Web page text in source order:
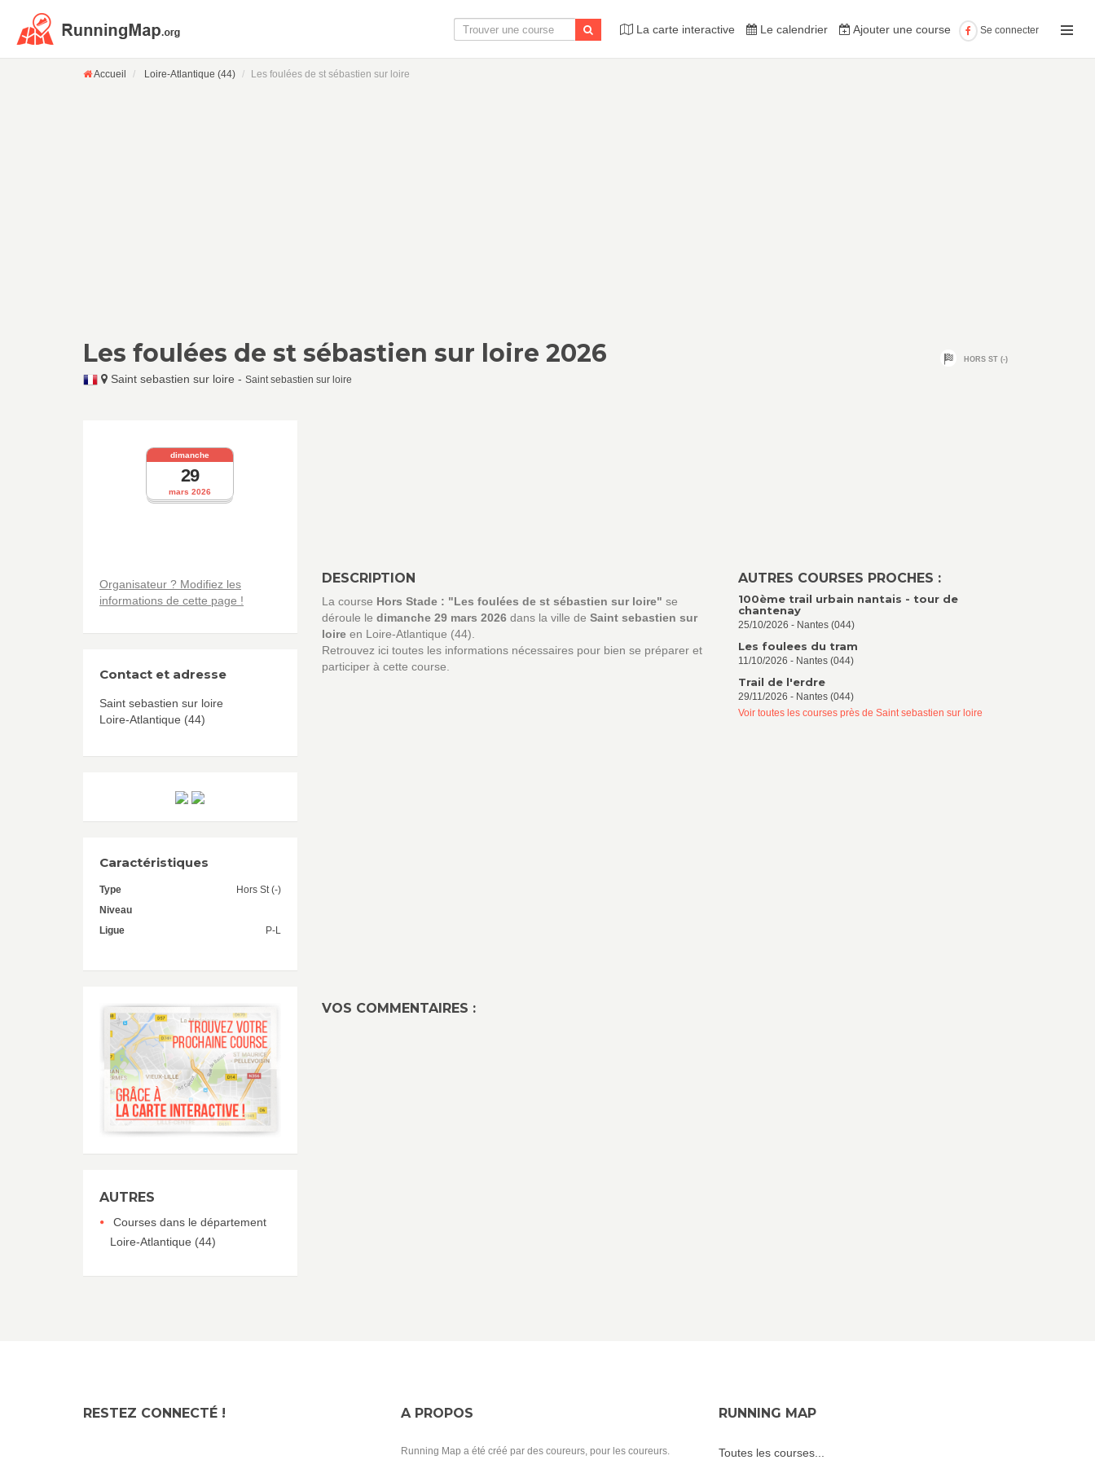
La carte interactive Le calendrier Ajouter une course Se connecter
Accueil Loire-Atlantique (44) Les foulées de st sébastien sur loire
Les foulées de st sébastien sur loire 2026
Saint sebastien sur loire - Saint sebastien sur loire
HORS ST (-)
mars 2026
dimanche
29
Organisateur ? Modifiez les
informations de cette page !
Contact et adresse
Saint sebastien sur loire
Loire-Atlantique (44)
Caractéristiques
Type
Hors St (-)
Niveau
Ligue
P-L
AUTRES
Courses dans le département
Loire-Atlantique (44)
DESCRIPTION
La course Hors Stade : "Les foulées de st sébastien sur loire" se
déroule le dimanche 29 mars 2026dans la ville de Saint sebastien sur
loireen Loire-Atlantique (44).
Retrouvez ici toutes les informations nécessaires pour bien se préparer et
participer à cette course.
AUTRES COURSES PROCHES :
100ème trail urbain nantais - tour de
chantenay
25/10/2026 - Nantes (044)
Les foulees du tram
11/10/2026 - Nantes (044)
Trail de l'erdre
29/11/2026 - Nantes (044)
Voir toutes les courses près de Saint sebastien sur loire
VOS COMMENTAIRES :
RESTEZ CONNECTÉ ! A PROPOS
Running Map a été créé par des coureurs, pour les coureurs.
RUNNING MAP
Toutes les courses...